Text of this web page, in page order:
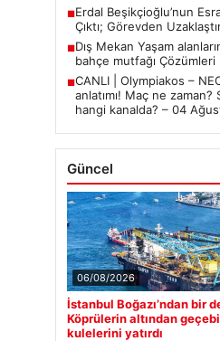
■Erdal Beşikçioğlu’nun
Çıktı; Görevden
■Dış Mekan Yaşam
bahçe mutfağı Çözümleri
■CANLI | Olympiakos –
anlatımı! Maç ne zaman?
hangi kanalda? – 04
Güncel
06/08/2026
İstanbul Boğazı’ndan bir
Köprülerin altından
kulelerini yatırdı